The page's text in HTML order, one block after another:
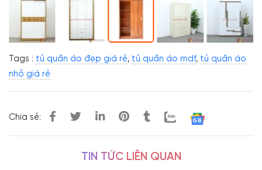
Tags : tủ quần áo đẹp giá rẻ, tủ quần áo mdf, tủ quần áo
nhỏ giá rẻ
Chia sẻ:
TIN TỨC LIÊN QUAN